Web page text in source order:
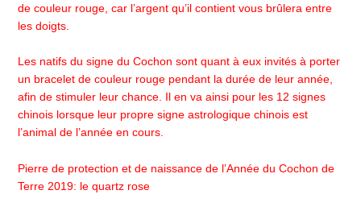
de couleur rouge, car l’argent qu’il contient vous brûlera entre
les doigts.
Les natifs du signe du Cochon sont quant à eux invités à porter
un bracelet de couleur rouge pendant la durée de leur année,
afin de stimuler leur chance. Il en va ainsi pour les 12 signes
chinois lorsque leur propre signe astrologique chinois est
l’animal de l’année en cours.
Pierre de protection et de naissance de l’Année du Cochon de
Terre 2019: le quartz rose